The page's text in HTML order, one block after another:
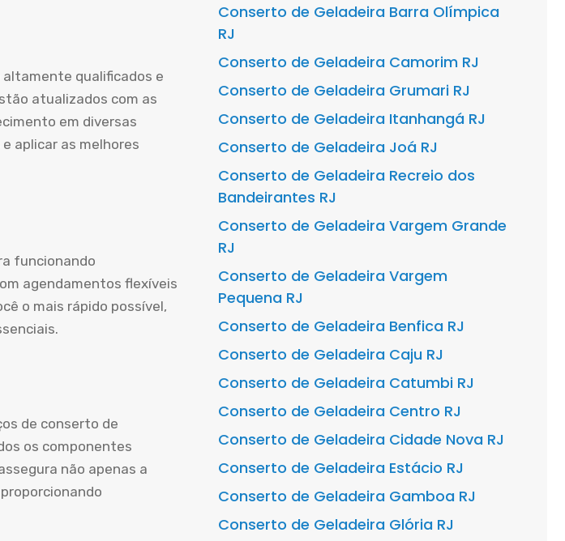
altamente qualificados e
atualizados com as
em diversas
aplicar as melhores
funcionando
agendamentos flexíveis
o mais rápido possível,
de conserto de
os componentes
não apenas a
Conserto de Geladeira Barra Olímpica
RJ
Conserto de Geladeira Camorim RJ
Conserto de Geladeira Grumari RJ
Conserto de Geladeira Itanhangá RJ
Conserto de Geladeira Joá RJ
Conserto de Geladeira Recreio dos
Bandeirantes RJ
Conserto de Geladeira Vargem Grande
RJ
Conserto de Geladeira Vargem
Pequena RJ
Conserto de Geladeira Benfica RJ
Conserto de Geladeira Caju RJ
Conserto de Geladeira Catumbi RJ
Conserto de Geladeira Centro RJ
Conserto de Geladeira Cidade Nova RJ
Conserto de Geladeira Estácio RJ
Conserto de Geladeira Gamboa RJ
Conserto de Geladeira Glória RJ